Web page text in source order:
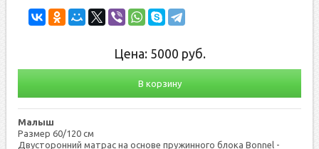
Цена: 5000 руб.
В корзину
Малыш
Размер 60/120 см
Двус­то­рон­ний мат­рас на ос­но­ве пру­жин­но­го бло­ка Вonnel -